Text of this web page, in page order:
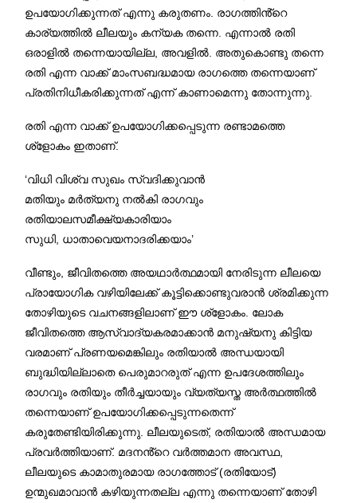
ഉപയോഗിക്കുന്നത് എന്നു കരുതണം. രാഗത്തിൻ്റെ
കാര്യത്തിൽ ലീലയും കന്യക തന്നെ. എന്നാൽ രതി
ഒരാളിൽ തന്നെയായില്ല, അവളിൽ. അതുകൊണ്ടു തന്നെ
രതി എന്ന വാക്ക് മാംസബദ്ധമായ രാഗത്തെ തന്നെയാണ്
പ്രതിനിധീകരിക്കുന്നത് എന്ന് കാണാമെന്നു തോന്നുന്നു.
രതി എന്ന വാക്ക് ഉപയോഗിക്കപ്പെടുന്ന രണ്ടാമത്തെ
ശ്ളോകം ഇതാണ്.
‘വിധി വിശ്വ സുഖം സ്വദിക്കുവാൻ
മതിയും മർത്യനു നൽകി രാഗവും
രതിയാലസമീക്ഷ്യകാരിയാം
സുധി, ധാതാവെയനാദരിക്കയാം’
വീണ്ടും, ജീവിതത്തെ അയഥാർത്ഥമായി നേരിടുന്ന ലീലയെ
പ്രായോഗിക വഴിയിലേക്ക് കൂട്ടിക്കൊണ്ടുവരാൻ ശ്രമിക്കുന്ന
തോഴിയുടെ വചനങ്ങളിലാണ് ഈ ശ്ളോകം. ലോക
ജീവിതത്തെ ആസ്വാദ്യകരമാക്കാൻ മനുഷ്യനു കിട്ടിയ
വരമാണ് പ്രണയമെങ്കിലും രതിയാൽ അന്ധയായി
ബുദ്ധിയില്ലാതെ പെരുമാറരുത് എന്ന ഉപദേശത്തിലും
രാഗവും രതിയും തീർച്ചയായും വ്യത്യസ്ത അർത്ഥത്തിൽ
തന്നെയാണ് ഉപയോഗിക്കപ്പെടുന്നതെന്ന്
കരുതേണ്ടിയിരിക്കുന്നു. ലീലയുടെത്, രതിയാൽ അന്ധമായ
പ്രവർത്തിയാണ്. മദനൻ്റെ വർത്തമാന അവസ്ഥ,
ലീലയുടെ കാമാതുരമായ രാഗത്തോട് (രതിയോട്)
ഉന്മുഖമാവാൻ കഴിയുന്നതല്ല എന്നു തന്നെയാണ് തോഴി